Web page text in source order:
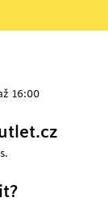
16:00